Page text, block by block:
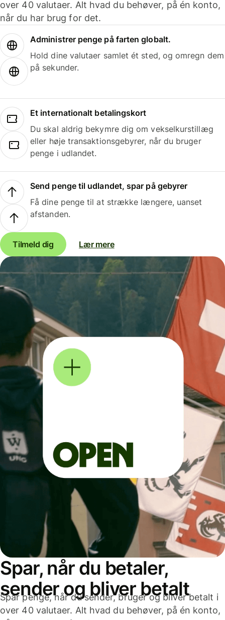
over 40 valutaer. Alt hvad du behøver, på én konto,
når du har brug for det.
Administrer penge på farten globalt.
Hold dine valutaer samlet ét sted, og omregn dem
på sekunder.
Et internationalt betalingskort
Du skal aldrig bekymre dig om vekselkurstillæg
eller høje transaktionsgebyrer, når du bruger
penge i udlandet.
Send penge til udlandet, spar på gebyrer
Få dine penge til at strække længere, uanset
afstanden.
Tilmeld dig Lær mere
Spar, når du betaler,
sender og bliver betalt
Spar penge, når du sender, bruger og bliver betalt i
over 40 valutaer. Alt hvad du behøver, på én konto,